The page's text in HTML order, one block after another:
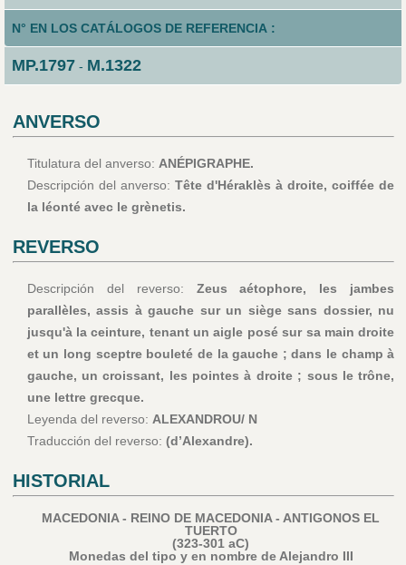
N° EN LOS CATÁLOGOS DE REFERENCIA :
MP.1797- M.1322
ANVERSO
Titulatura del anverso: ANÉPIGRAPHE.
Descripción del anverso: Tête d'Héraklès à droite, coiffée de
la léonté avec le grènetis.
REVERSO
Descripción del reverso: Zeus aétophore, les jambes
parallèles, assis à gauche sur un siège sans dossier, nu
jusqu'à la ceinture, tenant un aigle posé sur sa main droite
et un long sceptre bouleté de la gauche ; dans le champ à
gauche, un croissant, les pointes à droite ; sous le trône,
une lettre grecque.
Leyenda del reverso: ALEXANDROU/ N
Traducción del reverso: (d’Alexandre).
HISTORIAL
MACEDONIA - REINO DE MACEDONIA - ANTIGONOS EL
TUERTO
(323-301 aC)
Monedas del tipo y en nombre de Alejandro III